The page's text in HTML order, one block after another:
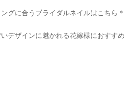
グに合うブライダルネイルはこちら＊
デザインに魅かれる花嫁様におすすめ